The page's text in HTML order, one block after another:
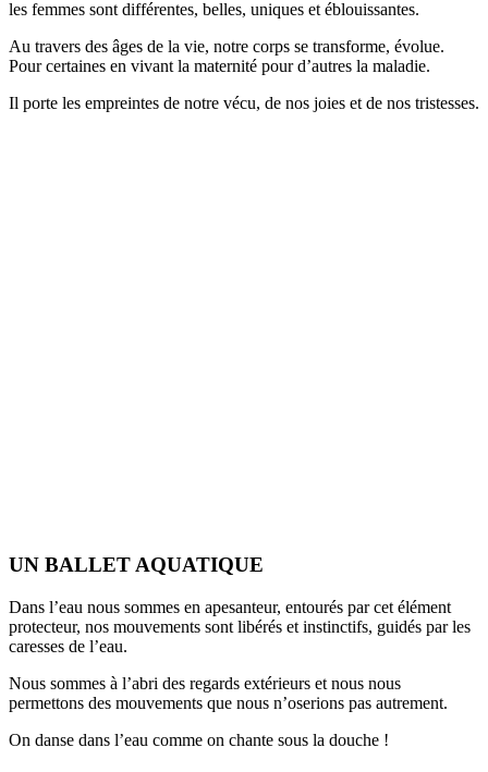
les femmes sont différentes, belles, uniques et éblouissantes.
Au travers des âges de la vie, notre corps se transforme, évolue.
Pour certaines en vivant la maternité pour d’autres la maladie.
Il porte les empreintes de notre vécu, de nos joies et de nos tristesses.
UN BALLET AQUATIQUE
Dans l’eau nous sommes en apesanteur, entourés par cet élément
protecteur, nos mouvements sont libérés et instinctifs, guidés par les
caresses de l’eau.
Nous sommes à l’abri des regards extérieurs et nous nous
permettons des mouvements que nous n’oserions pas autrement.
On danse dans l’eau comme on chante sous la douche !